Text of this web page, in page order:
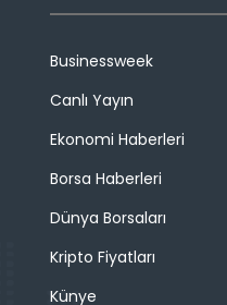
Businessweek
Canlı Yayın
Ekonomi Haberleri
Borsa Haberleri
Dünya Borsaları
Kripto Fiyatları
Künye